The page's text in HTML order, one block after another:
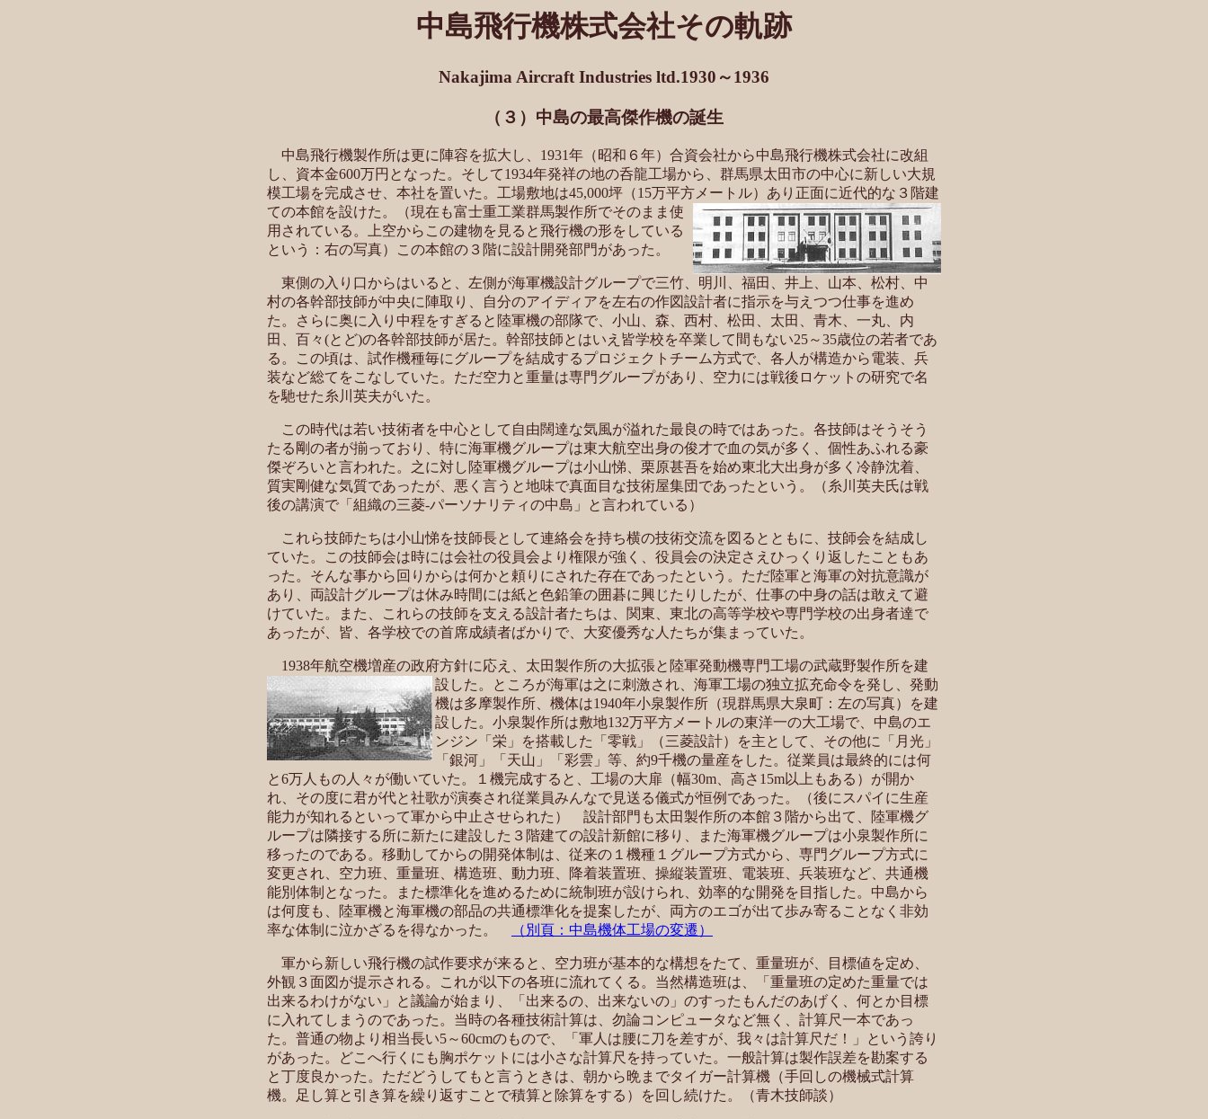
中島飛行機株式会社その軌跡
Nakajima Aircraft Industries ltd.1930～1936
（３）中島の最高傑作機の誕生
中島飛行機製作所は更に陣容を拡大し、1931年（昭和６年）合資会社から中島飛行機株式会社に改組
し、資本金600万円となった。そして1934年発祥の地の呑龍工場から、群馬県太田市の中心に新しい大規
模工場を完成させ、本社を置いた。工場敷地は45,000坪（15万平方メートル）あり正面に近代的な３階建
ての本館を設けた。（現在も富士重工業群馬製作所でそのまま使
用されている。上空からこの建物を見ると飛行機の形をしている
という：右の写真）この本館の３階に設計開発部門があった。
東側の入り口からはいると、左側が海軍機設計グループで三竹、明川、福田、井上、山本、松村、中
村の各幹部技師が中央に陣取り、自分のアイディアを左右の作図設計者に指示を与えつつ仕事を進め
た。さらに奥に入り中程をすぎると陸軍機の部隊で、小山、森、西村、松田、太田、青木、一丸、内
田、百々(とど)の各幹部技師が居た。幹部技師とはいえ皆学校を卒業して間もない25～35歳位の若者であ
る。この頃は、試作機種毎にグループを結成するプロジェクトチーム方式で、各人が構造から電装、兵
装など総てをこなしていた。ただ空力と重量は専門グループがあり、空力には戦後ロケットの研究で名
を馳せた糸川英夫がいた。
この時代は若い技術者を中心として自由闊達な気風が溢れた最良の時ではあった。各技師はそうそう
たる剛の者が揃っており、特に海軍機グループは東大航空出身の俊才で血の気が多く、個性あふれる豪
傑ぞろいと言われた。之に対し陸軍機グループは小山悌、栗原甚吾を始め東北大出身が多く冷静沈着、
質実剛健な気質であったが、悪く言うと地味で真面目な技術屋集団であったという。（糸川英夫氏は戦
後の講演で「組織の三菱-パーソナリティの中島」と言われている）
これら技師たちは小山悌を技師長として連絡会を持ち横の技術交流を図るとともに、技師会を結成し
ていた。この技師会は時には会社の役員会より権限が強く、役員会の決定さえひっくり返したこともあ
った。そんな事から回りからは何かと頼りにされた存在であったという。ただ陸軍と海軍の対抗意識が
あり、両設計グループは休み時間には紙と色鉛筆の囲碁に興じたりしたが、仕事の中身の話は敢えて避
けていた。また、これらの技師を支える設計者たちは、関東、東北の高等学校や専門学校の出身者達で
あったが、皆、各学校での首席成績者ばかりで、大変優秀な人たちが集まっていた。
1938年航空機増産の政府方針に応え、太田製作所の大拡張と陸軍発動機専門工場の武蔵野製作所を建
設した。ところが海軍は之に刺激され、海軍工場の独立拡充命令を発し、発動
機は多摩製作所、機体は1940年小泉製作所（現群馬県大泉町：左の写真）を建
設した。小泉製作所は敷地132万平方メートルの東洋一の大工場で、中島のエ
ンジン「栄」を搭載した「零戦」（三菱設計）を主として、その他に「月光」
「銀河」「天山」「彩雲」等、約9千機の量産をした。従業員は最終的には何
と6万人もの人々が働いていた。１機完成すると、工場の大扉（幅30m、高さ15m以上もある）が開か
れ、その度に君が代と社歌が演奏され従業員みんなで見送る儀式が恒例であった。（後にスパイに生産
能力が知れるといって軍から中止させられた） 設計部門も太田製作所の本館３階から出て、陸軍機グ
ループは隣接する所に新たに建設した３階建ての設計新館に移り、また海軍機グループは小泉製作所に
移ったのである。移動してからの開発体制は、従来の１機種１グループ方式から、専門グループ方式に
変更され、空力班、重量班、構造班、動力班、降着装置班、操縦装置班、電装班、兵装班など、共通機
能別体制となった。また標準化を進めるために統制班が設けられ、効率的な開発を目指した。中島から
は何度も、陸軍機と海軍機の部品の共通標準化を提案したが、両方のエゴが出て歩み寄ることなく非効
率な体制に泣かざるを得なかった。
（別頁：中島機体工場の変遷）
軍から新しい飛行機の試作要求が来ると、空力班が基本的な構想をたて、重量班が、目標値を定め、
外観３面図が提示される。これが以下の各班に流れてくる。当然構造班は、「重量班の定めた重量では
出来るわけがない」と議論が始まり、「出来るの、出来ないの」のすったもんだのあげく、何とか目標
に入れてしまうのであった。当時の各種技術計算は、勿論コンピュータなど無く、計算尺一本であっ
た。普通の物より相当長い5～60cmのもので、「軍人は腰に刀を差すが、我々は計算尺だ！」という誇り
があった。どこへ行くにも胸ポケットには小さな計算尺を持っていた。一般計算は製作誤差を勘案する
と丁度良かった。ただどうしてもと言うときは、朝から晩までタイガー計算機（手回しの機械式計算
機。足し算と引き算を繰り返すことで積算と除算をする）を回し続けた。（青木技師談）